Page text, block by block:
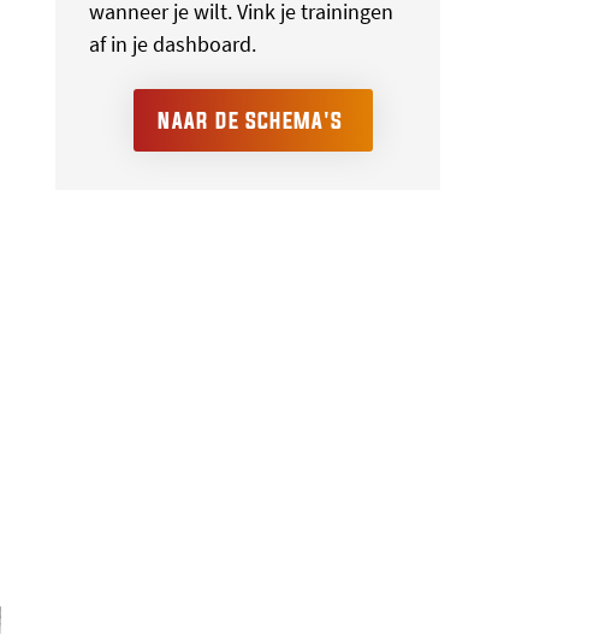
wanneer je wilt. Vink je trainingen
af in je dashboard.
NAAR DE SCHEMA'S